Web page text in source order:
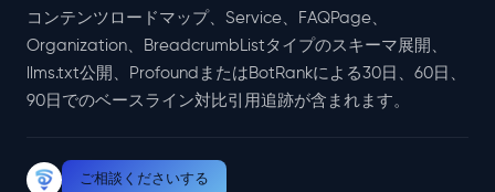
コンテンツロードマップ、Service、FAQPage、
Organization、BreadcrumbListタイプのスキーマ展開、
llms.txt公開、ProfoundまたはBotRankによる30日、60日、
90日でのベースライン対比引用追跡が含まれます。
ご相談くださいする